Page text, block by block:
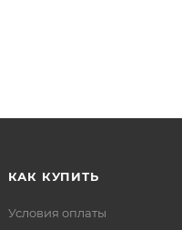
КАК КУПИТЬ
Условия оплаты